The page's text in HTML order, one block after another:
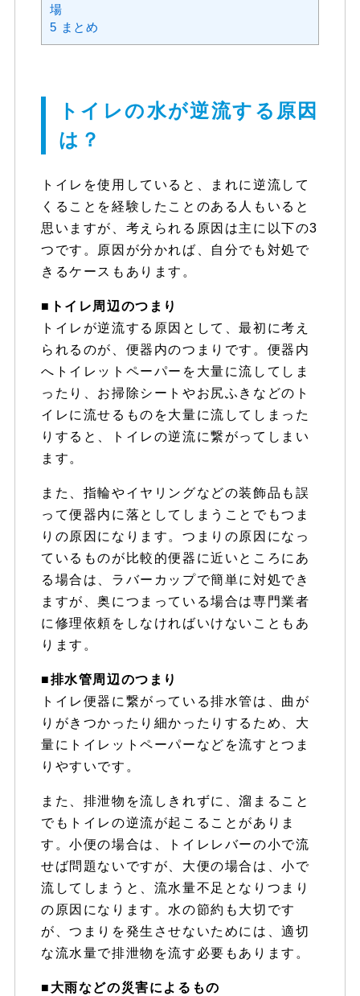
場
5 まとめ
トイレの水が逆流する原因
は？
トイレを使用していると、まれに逆流して
くることを経験したことのある人もいると
思いますが、考えられる原因は主に以下の3
つです。原因が分かれば、自分でも対処で
きるケースもあります。
■トイレ周辺のつまり
トイレが逆流する原因として、最初に考え
られるのが、便器内のつまりです。便器内
へトイレットペーパーを大量に流してしま
ったり、お掃除シートやお尻ふきなどのト
イレに流せるものを大量に流してしまった
りすると、トイレの逆流に繋がってしまい
ます。
また、指輪やイヤリングなどの装飾品も誤
って便器内に落としてしまうことでもつま
りの原因になります。つまりの原因になっ
ているものが比較的便器に近いところにあ
る場合は、ラバーカップで簡単に対処でき
ますが、奥につまっている場合は専門業者
に修理依頼をしなければいけないこともあ
ります。
■排水管周辺のつまり
トイレ便器に繋がっている排水管は、曲が
りがきつかったり細かったりするため、大
量にトイレットペーパーなどを流すとつま
りやすいです。
また、排泄物を流しきれずに、溜まること
でもトイレの逆流が起こることがありま
す。小便の場合は、トイレレバーの小で流
せば問題ないですが、大便の場合は、小で
流してしまうと、流水量不足となりつまり
の原因になります。水の節約も大切です
が、つまりを発生させないためには、適切
な流水量で排泄物を流す必要もあります。
■大雨などの災害によるもの